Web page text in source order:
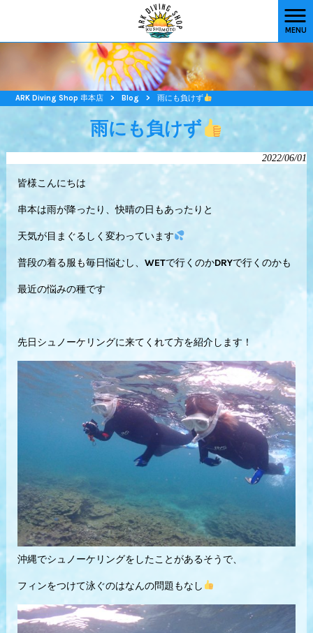
MENU
ARK Diving Shop 串本店 > Blog > 雨にも負けず
雨にも負けず
2022/06/01
皆様こんにちは
串本は雨が降ったり、快晴の日もあったりと
天気が目まぐるしく変わっています
普段の着る服も毎日悩むし、WETで行くのかDRYで行くのかも
最近の悩みの種です
先日シュノーケリングに来てくれて方を紹介します！
沖縄でシュノーケリングをしたことがあるそうで、
フィンをつけて泳ぐのはなんの問題もなし